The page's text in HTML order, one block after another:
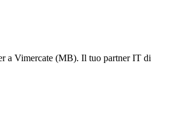
a Vimercate (MB). Il tuo partner IT di